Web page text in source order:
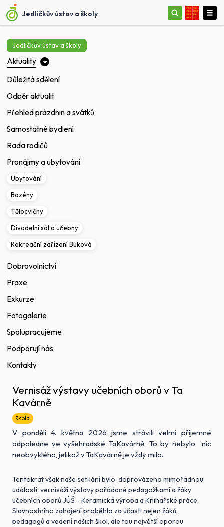
Jedličkův ústav a školy
Jedličkův ústav a školy
Aktuality
Důležitá sdělení
Odběr aktualit
Přehled prázdnin a svátků
Samostatné bydlení
Rada rodičů
Pronájmy a ubytování
Ubytování
Bazény
Tělocvičny
Divadelní sál a učebny
Rekreační zařízení Buková
Dobrovolnictví
Praxe
Exkurze
Fotogalerie
Spolupracujeme
Podporují nás
Kontakty
Vernisáž výstavy učebních oborů v Ta
Kavárně
škola
V pondělí 4. května 2026 jsme strávili velmi příjemné
odpoledne ve vyšehradské TaKavárně. To by nebylo nic
neobvyklého, jelikož v TaKavárně je vždy milo.
Tentokrát však naše setkání bylo doprovázeno mimořádnou
událostí, vernisáží výstavy pořádané pedagožkami a žáky
učebních oborů JÚŠ - Keramická výroba a Knihařské práce.
Slavnostního zahájení proběhlo za účasti nejen žáků,
pedagogů a vedení našich škol, ale tou největší oporou